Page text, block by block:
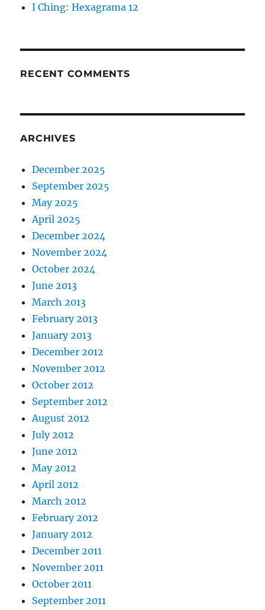
I Ching: Hexagrama 12
RECENT COMMENTS
ARCHIVES
December 2025
September 2025
May 2025
April 2025
December 2024
November 2024
October 2024
June 2013
March 2013
February 2013
January 2013
December 2012
November 2012
October 2012
September 2012
August 2012
July 2012
June 2012
May 2012
April 2012
March 2012
February 2012
January 2012
December 2011
November 2011
October 2011
September 2011